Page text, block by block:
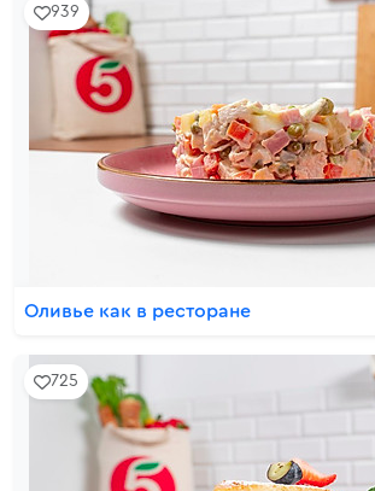
939
Оливье как в ресторане
725